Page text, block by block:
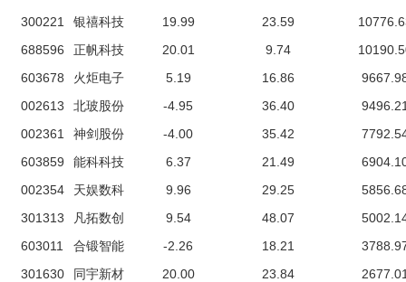
300221
银禧科技 19.99 23.59
688596
正帆科技 20.01 9.74
603678
火炬电子 5.19 16.86
002613
北玻股份 -4.95 36.40
002361
神剑股份 -4.00 35.42
603859
能科科技 6.37 21.49
002354
天娱数科 9.96 29.25
301313
凡拓数创 9.54 48.07
603011
合锻智能 -2.26 18.21
301630
同宇新材 20.00 23.84